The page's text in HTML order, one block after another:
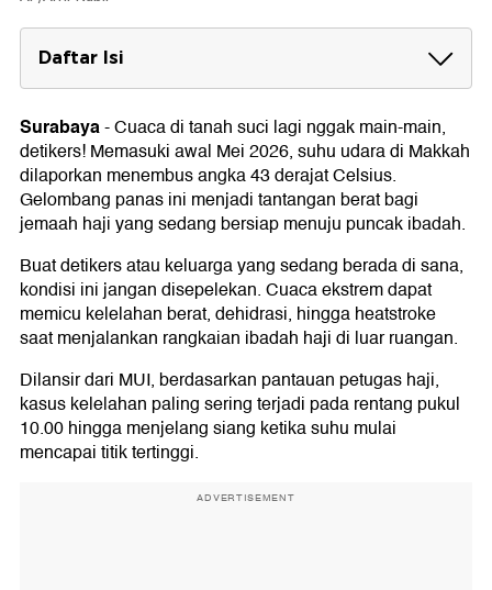
Daftar Isi
Tips Ibadah di Tengah Suhu Ekstrem Makkah
Surabaya-Cuaca di tanah suci lagi nggak main-main,
detikers! Memasuki awal Mei 2026, suhu udara di Makkah
dilaporkan menembus angka 43 derajat Celsius.
Gelombang panas ini menjadi tantangan berat bagi
jemaah haji yang sedang bersiap menuju puncak ibadah.
Buat detikers atau keluarga yang sedang berada di sana,
kondisi ini jangan disepelekan. Cuaca ekstrem dapat
memicu kelelahan berat, dehidrasi, hingga heatstroke
saat menjalankan rangkaian ibadah haji di luar ruangan.
Dilansir dari MUI, berdasarkan pantauan petugas haji,
kasus kelelahan paling sering terjadi pada rentang pukul
10.00 hingga menjelang siang ketika suhu mulai
mencapai titik tertinggi.
ADVERTISEMENT